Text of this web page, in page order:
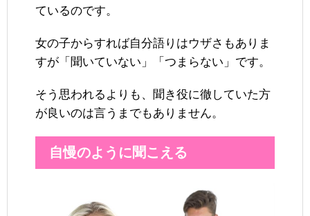
ているのです。
女の子からすれば自分語りはウザさもありま
すが「聞いていない」「つまらない」です。
そう思われるよりも、聞き役に徹していた方
が良いのは言うまでもありません。
自慢のように聞こえる